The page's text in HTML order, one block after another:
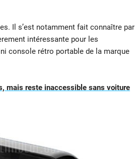
Il s’est notamment fait connaître par
intéressante pour les
console rétro portable de la marque
mais reste inaccessible sans voiture